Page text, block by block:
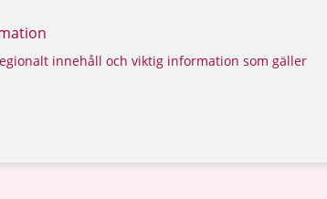
innehåll och viktig information som gäller